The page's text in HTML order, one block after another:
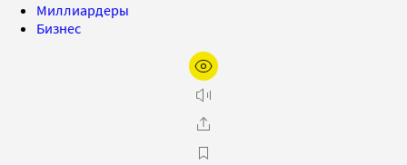
Миллиардеры
Бизнес